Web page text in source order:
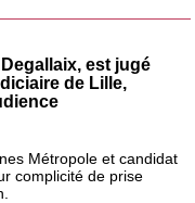
est jugé
de Lille,
Métropole et candidat
complicité de prise